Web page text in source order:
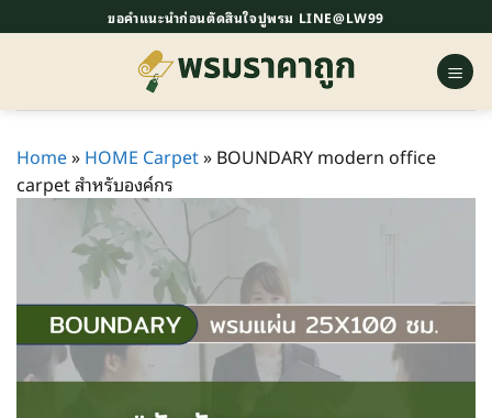
ไป
ขอคำแนะนำก่อนตัดสินใจปูพรม LINE@LW99
Home»HOME Carpet»BOUNDARY modern office
carpet สำหรับองค์กร